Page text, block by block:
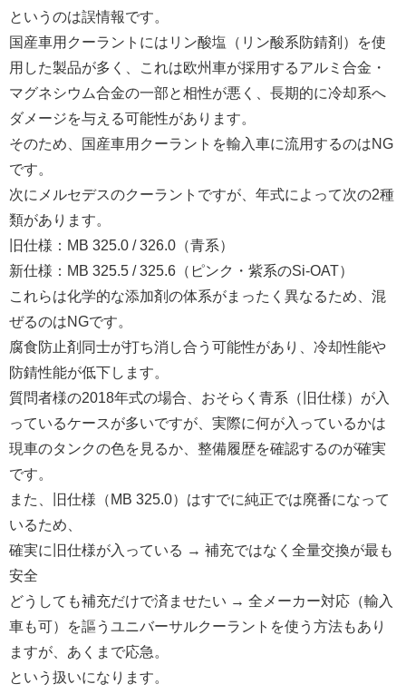
というのは誤情報です。
国産車用クーラントにはリン酸塩（リン酸系防錆剤）を使
用した製品が多く、これは欧州車が採用するアルミ合金・
マグネシウム合金の一部と相性が悪く、長期的に冷却系へ
ダメージを与える可能性があります。
そのため、国産車用クーラントを輸入車に流用するのはNG
です。
次にメルセデスのクーラントですが、年式によって次の2種
類があります。
旧仕様：MB 325.0 / 326.0（青系）
新仕様：MB 325.5 / 325.6（ピンク・紫系のSi-OAT）
これらは化学的な添加剤の体系がまったく異なるため、混
ぜるのはNGです。
腐食防止剤同士が打ち消し合う可能性があり、冷却性能や
防錆性能が低下します。
質問者様の2018年式の場合、おそらく青系（旧仕様）が入
っているケースが多いですが、実際に何が入っているかは
現車のタンクの色を見るか、整備履歴を確認するのが確実
です。
また、旧仕様（MB 325.0）はすでに純正では廃番になって
いるため、
確実に旧仕様が入っている → 補充ではなく全量交換が最も
安全
どうしても補充だけで済ませたい → 全メーカー対応（輸入
車も可）を謳うユニバーサルクーラントを使う方法もあり
ますが、あくまで応急。
という扱いになります。